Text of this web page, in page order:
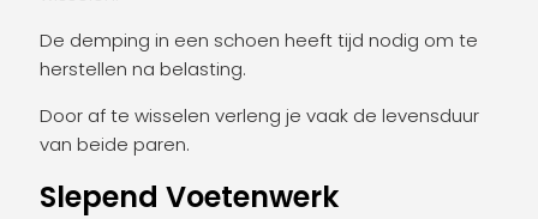
De demping in een schoen heeft tijd nodig om te
herstellen na belasting.
Door af te wisselen verleng je vaak de levensduur
van beide paren.
Slepend Voetenwerk